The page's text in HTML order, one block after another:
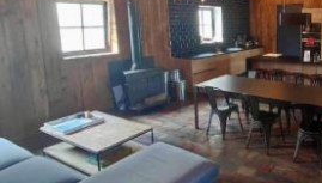
12 maanden, 11